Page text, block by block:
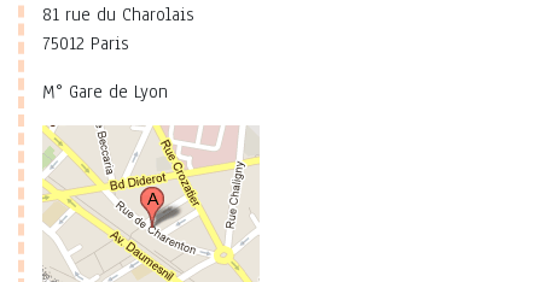
81 rue du Charolais
75012 Paris
M° Gare de Lyon